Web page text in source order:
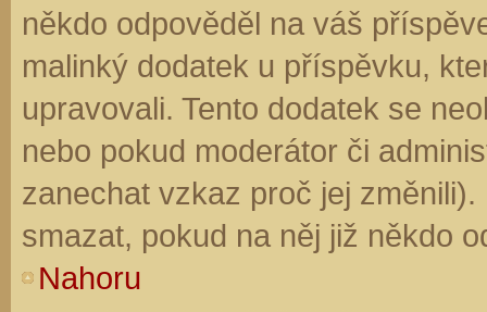
někdo odpověděl na váš
malinký dodatek u příspěvku,
upravovali. Tento dodatek se
nebo pokud moderátor či
zanechat vzkaz proč jej
smazat, pokud na něj již někdo
Nahoru